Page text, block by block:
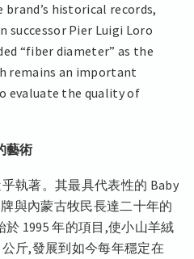
historical records,
Pier Luigi Loro
“fiber diameter” as the
remains an important
evaluate the quality of
藝術
執著。其最具代表性的 Baby
與內蒙古牧民長達二十年的
1995 年的項目,使小山羊絨
斤,發展到如今每年穩定在